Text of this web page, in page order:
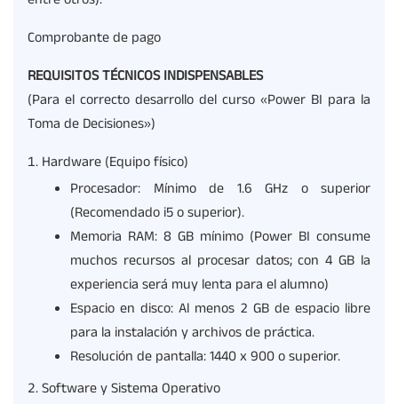
Comprobante de pago
REQUISITOS TÉCNICOS INDISPENSABLES
(Para el correcto desarrollo del curso «Power BI para la
Toma de Decisiones»)
Hardware (Equipo físico)
Procesador: Mínimo de 1.6 GHz o superior
(Recomendado i5 o superior).
Memoria RAM: 8 GB mínimo (Power BI consume
muchos recursos al procesar datos; con 4 GB la
experiencia será muy lenta para el alumno)
Espacio en disco: Al menos 2 GB de espacio libre
para la instalación y archivos de práctica.
Resolución de pantalla: 1440 x 900 o superior.
Software y Sistema Operativo